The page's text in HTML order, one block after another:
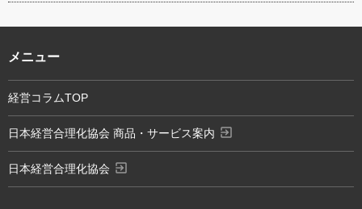
メニュー
経営コラムTOP
日本経営合理化協会 商品・サービス案内 exit_to_app
日本経営合理化協会 exit_to_app